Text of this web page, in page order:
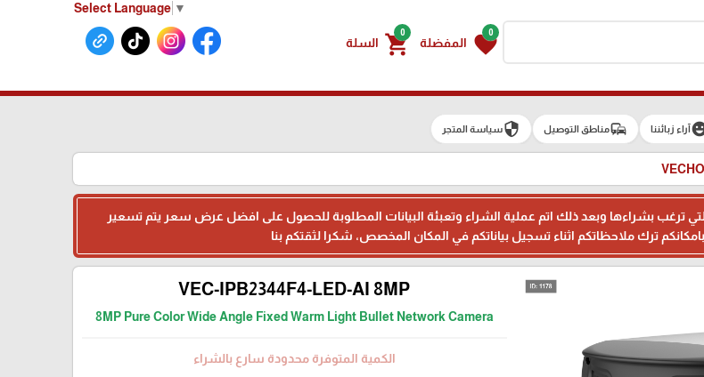
Select Language ▼
0
favorite المفضلة
0
shopping_cart السلة
آراء زبائننا commuteمناطق التوصيل securityسياسة المتجر
VECHO
التي ترغب بشراءها وبعد ذلك اتم عملية الشراء وتعبئة البيانات المطلوبة للحصول على افضل عرض سعر يتم تسعير
VEC-IPB2344F4-LED-AI 8MP
8MP Pure Color Wide Angle Fixed Warm Light Bullet Network Camera
الكمية المتوفرة محدودة سارع بالشراء